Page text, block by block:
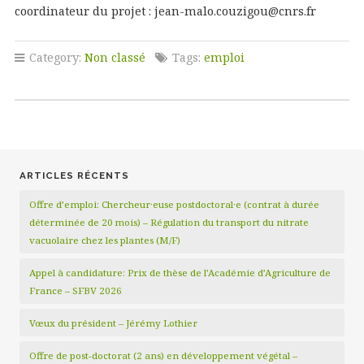
coordinateur du projet : jean-malo.couzigou@cnrs.fr
Category: Non classé Tags: emploi
ARTICLES RÉCENTS
Offre d’emploi: Chercheur·euse postdoctoral·e (contrat à durée
déterminée de 20 mois) – Régulation du transport du nitrate
vacuolaire chez les plantes (M/F)
Appel à candidature: Prix de thèse de l’Académie d’Agriculture de
France – SFBV 2026
Vœux du président – Jérémy Lothier
Offre de post-doctorat (2 ans) en développement végétal –